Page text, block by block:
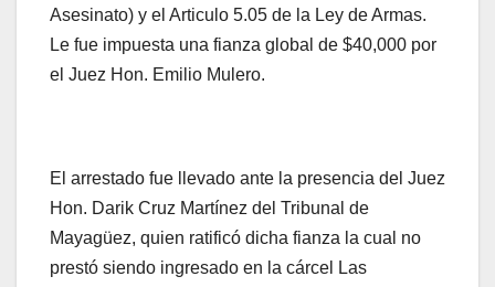
Asesinato) y el Articulo 5.05 de la Ley de Armas.
Le fue impuesta una fianza global de $40,000 por
el Juez Hon. Emilio Mulero.
El arrestado fue llevado ante la presencia del Juez
Hon. Darik Cruz Martínez del Tribunal de
Mayagüez, quien ratificó dicha fianza la cual no
prestó siendo ingresado en la cárcel Las